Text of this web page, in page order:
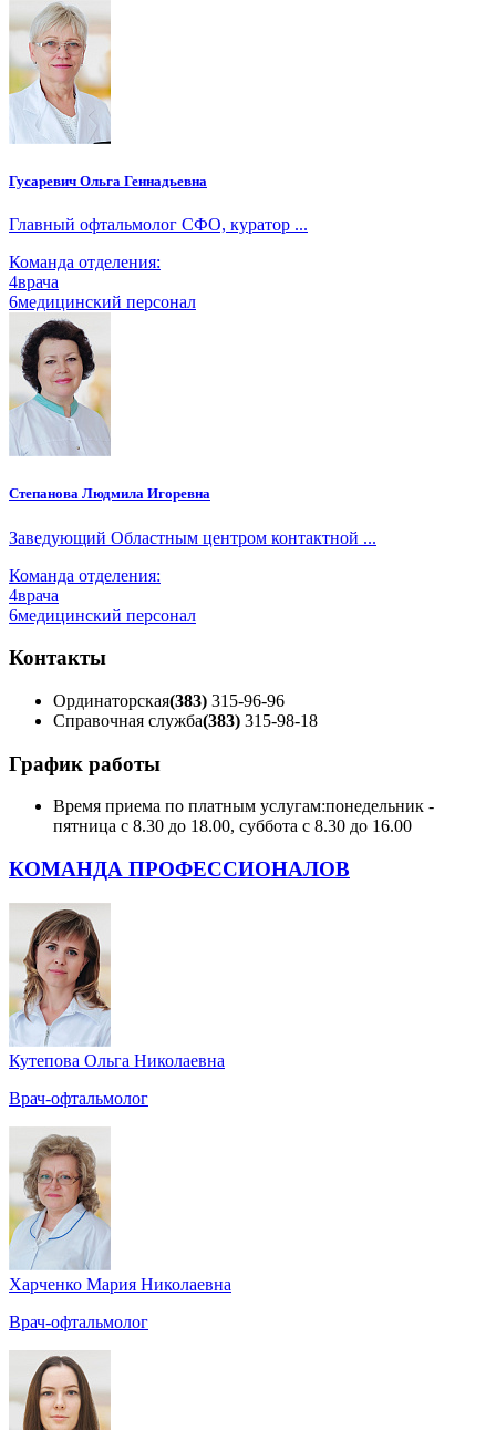
Гусаревич Ольга Геннадьевна
Главный офтальмолог СФО, куратор ...
Команда отделения:
4врача
6медицинский персонал
Степанова Людмила Игоревна
Заведующий Областным центром контактной ...
Команда отделения:
4врача
6медицинский персонал
Контакты
Ординаторская(383) 315-96-96
Справочная служба(383) 315-98-18
График работы
Время приема по платным услугам:понедельник -
пятница с 8.30 до 18.00, суббота с 8.30 до 16.00
КОМАНДА ПРОФЕССИОНАЛОВ
Кутепова Ольга Николаевна
Врач-офтальмолог
Харченко Мария Николаевна
Врач-офтальмолог